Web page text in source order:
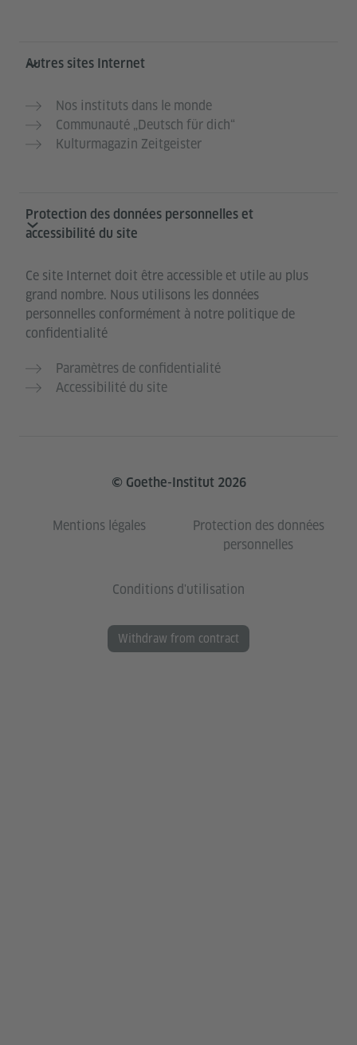
Autres sites Internet
Nos instituts dans le monde
Communauté „Deutsch für dich“
Kulturmagazin Zeitgeister
Protection des données personnelles et
accessibilité du site
Ce site Internet doit être accessible et utile au plus
grand nombre. Nous utilisons les données
personnelles conformément à notre politique de
confidentialité
Paramètres de confidentialité
Accessibilité du site
© Goethe-Institut 2026
Mentions légales
Protection des données
personnelles
Conditions d'utilisation
Withdraw from contract